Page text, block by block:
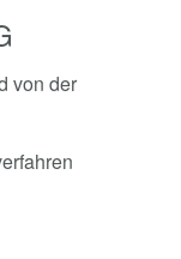
von der